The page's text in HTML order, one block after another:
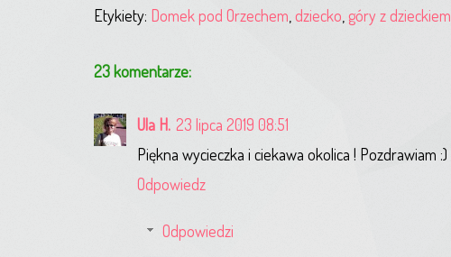
Etykiety: Domek pod Orzechem dziecko góry z dzieckiem
23 komentarze:
Ula H. 23 lipca 2019 08:51
Piękna wycieczka i ciekawa okolica ! Pozdrawiam :)
Odpowiedz
Odpowiedzi